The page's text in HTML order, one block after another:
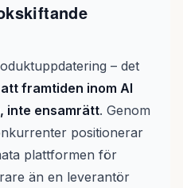
– det
framtiden inom AI
inte ensamrätt. Genom
positionerar
plattformen för
än en leverantör